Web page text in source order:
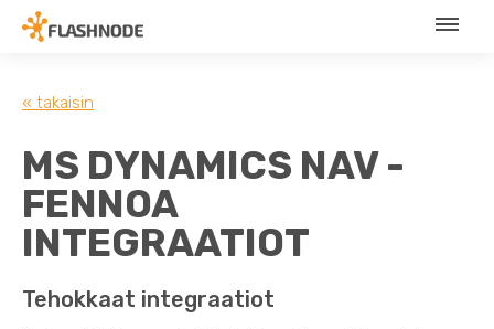
« takaisin
MS DYNAMICS NAV -
FENNOA
INTEGRAATIOT
Tehokkaat integraatiot